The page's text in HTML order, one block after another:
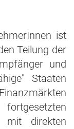
ist
Teilung der
und
Staaten
mit direkten